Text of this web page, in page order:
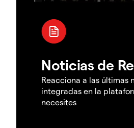
Noticias de
Reacciona a las últimas
integradas en la
necesites